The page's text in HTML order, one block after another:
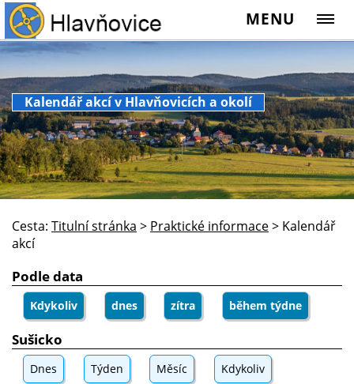
MENU
Kalendář akcí v Hlavňovicích a okolí
Cesta: Titulní stránka > Praktické informace> Kalendář
akcí
Podle data
Kdykoliv dnes zítra během týdne
Sušicko
Dnes Týden Měsíc Kdykoliv